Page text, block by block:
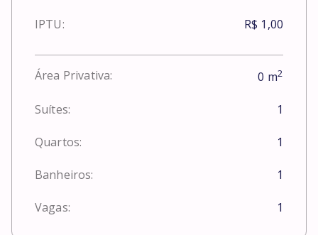
IPTU: R$ 1,00
Área Privativa: 0 m2
Suítes: 1
Quartos: 1
Banheiros: 1
Vagas: 1